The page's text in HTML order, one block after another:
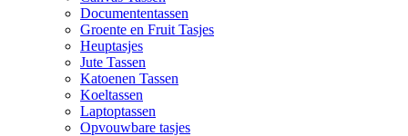
Documententassen
Groente en Fruit Tasjes
Heuptasjes
Jute Tassen
Katoenen Tassen
Koeltassen
Laptoptassen
Opvouwbare tasjes